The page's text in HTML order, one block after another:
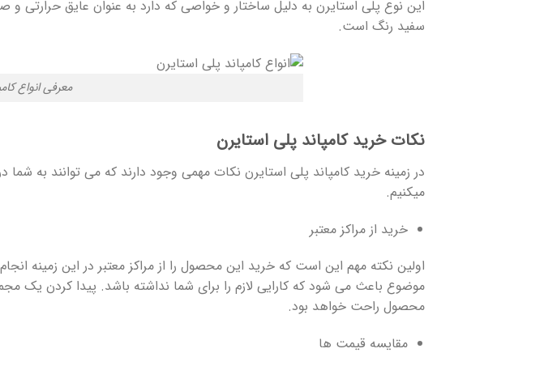
این نوع پلی استایرن به دلیل ساختار و خواصی که دارد به عنوان عایق
سفید رنگ است.
معرفی انواع
نکات خرید کامپاند پلی استایرن
در زمینه خرید کامپاند پلی استایرن نکات مهمی وجود دارند که می توانند به
میکنیم.
خرید از مراکز معتبر
اولین نکته مهم این است که خرید این محصول را از مراکز معتبر در این زمینه
موضوع باعث می شود که کارایی لازم را برای شما نداشته باشد. پیدا کردن یک
محصول راحت خواهد بود.
مقایسه قیمت ها